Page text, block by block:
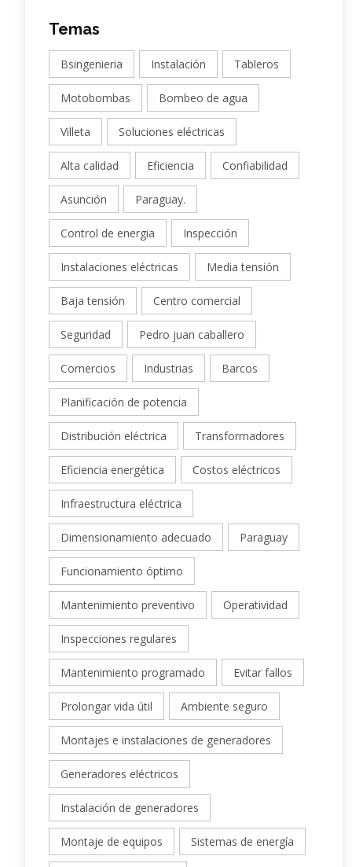
Temas
Bsingenieria Instalación Tableros
Motobombas Bombeo de agua
Villeta Soluciones eléctricas
Alta calidad Eficiencia Confiabilidad
Asunción Paraguay.
Control de energia Inspección
Instalaciones eléctricas Media tensión
Baja tensión Centro comercial
Seguridad Pedro juan caballero
Comercios Industrias Barcos
Planificación de potencia
Distribución eléctrica Transformadores
Eficiencia energética Costos eléctricos
Infraestructura eléctrica
Dimensionamiento adecuado Paraguay
Funcionamiento óptimo
Mantenimiento preventivo Operatividad
Inspecciones regulares
Mantenimiento programado Evitar fallos
Prolongar vida útil Ambiente seguro
Montajes e instalaciones de generadores
Generadores eléctricos
Instalación de generadores
Montaje de equipos Sistemas de energía